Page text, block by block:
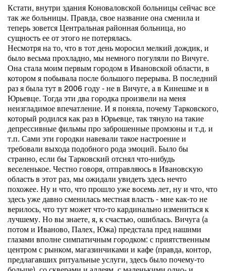
Кстати, внутри здания Коноваловской больницы сейчас все
так же больницы. Правда, свое название она сменила и
теперь зовется Центральная районная больница, но
сущность ее от этого не потерялась.
Несмотря на то, что в тот день моросил мелкий дождик, и
было весьма прохладно, мы немного погуляли по Вичуге.
Она стала моим первым городом в Ивановской области, в
котором я побывала после большого перерыва. В последний
раз я была тут в 2006 году - не в Вичуге, а в Кинешме и в
Юрьевце. Тогда эти два городка произвели на меня
неизгладимое впечатление. И я поняла, почему Тарковского,
который родился как раз в Юрьевце, так тянуло на такие
депрессивные фильмы про заброшенные промзоны и т.д. и
т.п. Сами эти городки навевали такое настроение и
требовали выхода подобного рода эмоций. Было бы
странно, если бы Тарковский отснял что-нибудь
веселенькое. Честно говоря, отправляюсь в Ивановскую
область в этот раз, мы ожидали увидеть здесь нечто
похожее. Ну и что, что прошло уже восемь лет, ну и что, что
здесь уже давно сменилась местная власть - мне как-то не
верилось, что тут может что-то кардинально измениться к
лучшему. Но вы знаете, я, к счастью, ошиблась. Вичуга (а
потом и Иваново, Палех, Южа) предстала пред нашими
глазами вполне симпатичным городком: с приятственным
центром с рынком, магазинчиками и кафе (правда, контор,
предлагавших ритуальные услуги, здесь было почему-то